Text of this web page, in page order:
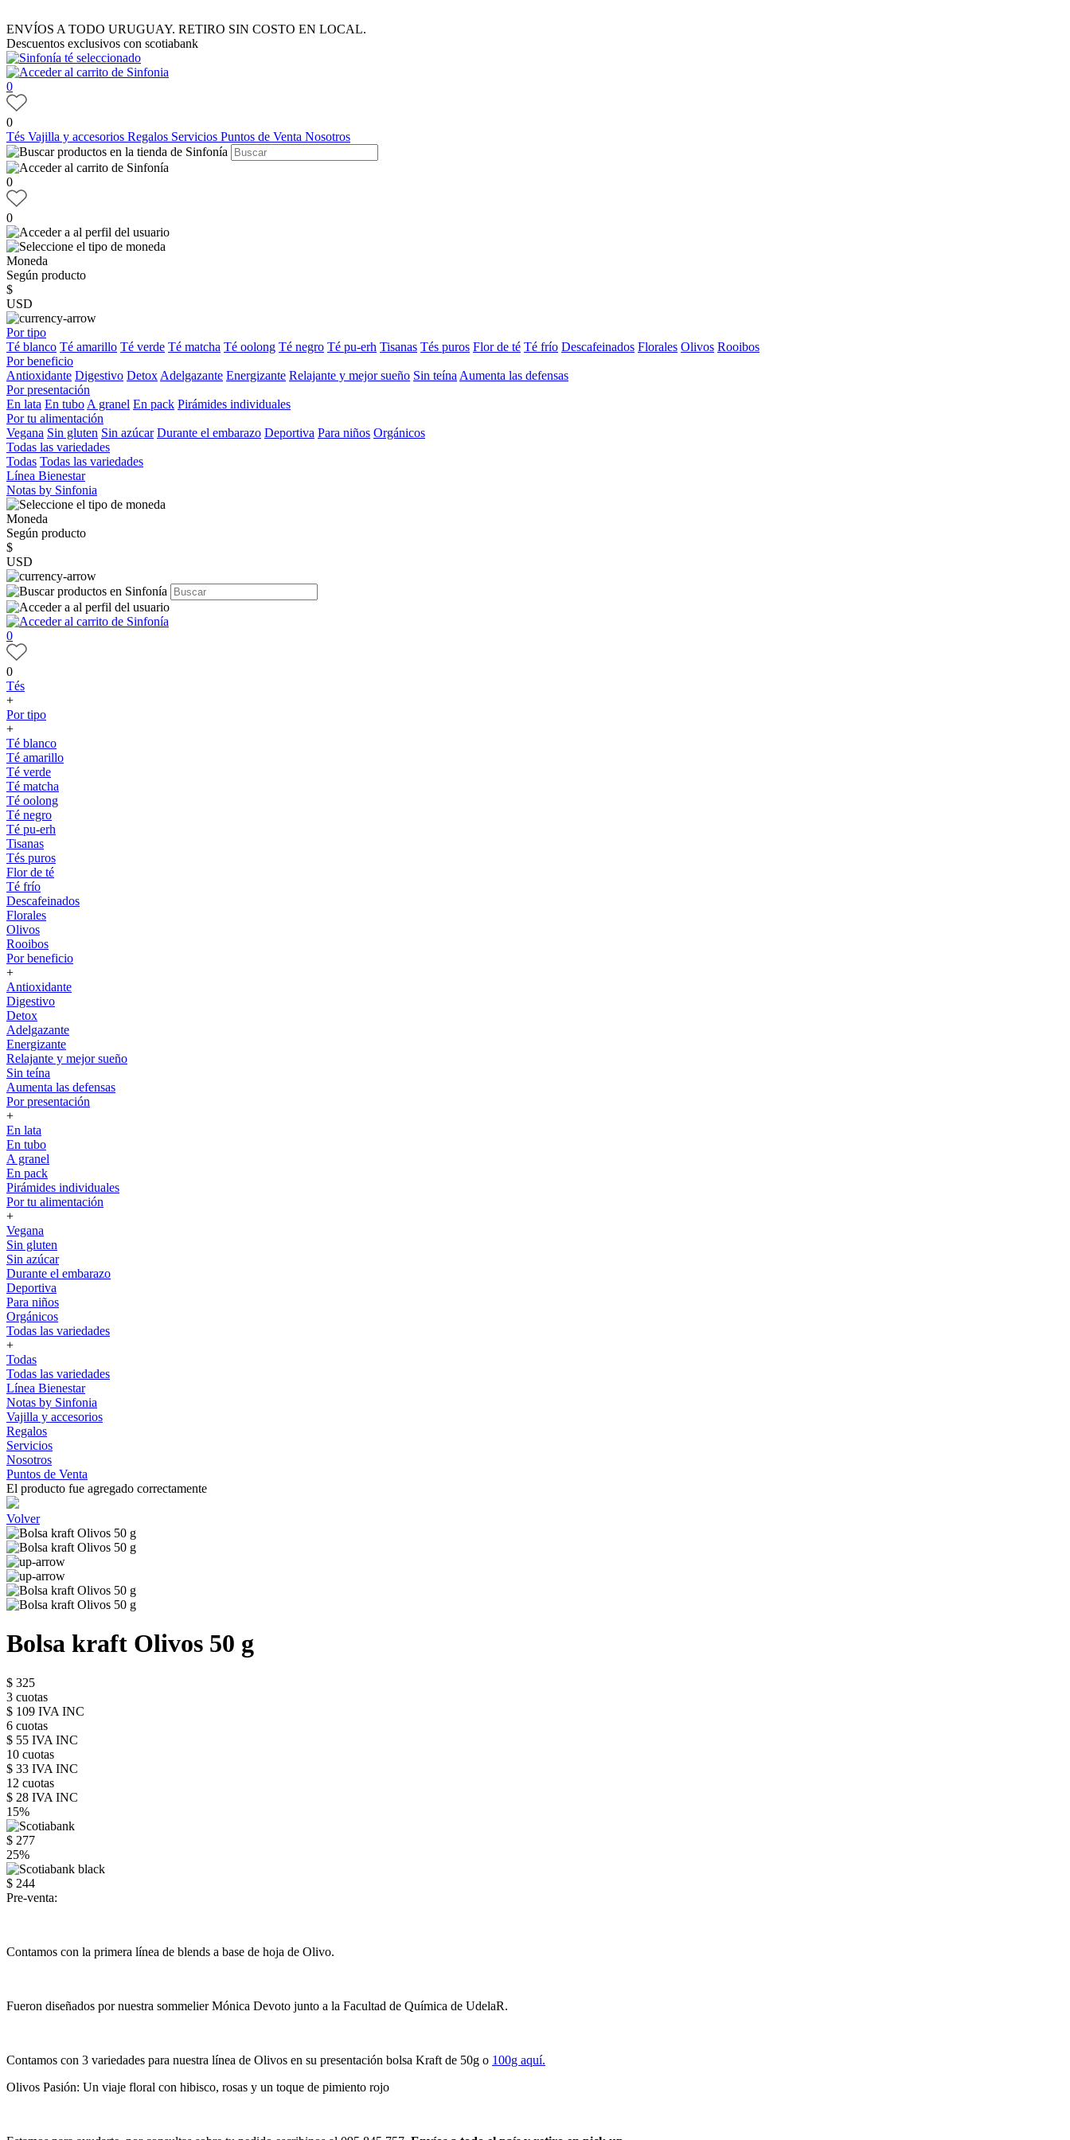
ENVÍOS A TODO URUGUAY. RETIRO SIN COSTO EN LOCAL.
Descuentos exclusivos con scotiabank
0
0
Tés Vajilla y accesorios Regalos Servicios Puntos de Venta Nosotros
0
0
Moneda
Según producto
$
USD
Por tipo
Té blanco Té amarillo Té verde Té matcha Té oolong Té negro Té pu-erh Tisanas Tés puros Flor de té Té frío Descafeinados Florales Olivos Rooibos
Por beneficio
Antioxidante Digestivo Detox Adelgazante Energizante Relajante y mejor sueño Sin teína Aumenta las defensas
Por presentación
En lata En tubo A granel En pack Pirámides individuales
Por tu alimentación
Vegana Sin gluten Sin azúcar Durante el embarazo Deportiva Para niños Orgánicos
Todas las variedades
Todas Todas las variedades
Línea Bienestar
Notas by Sinfonia
Moneda
Según producto
$
USD
0
0
Tés
+
Por tipo
+
Té blanco
Té amarillo
Té verde
Té matcha
Té oolong
Té negro
Té pu-erh
Tisanas
Tés puros
Flor de té
Té frío
Descafeinados
Florales
Olivos
Rooibos
Por beneficio
+
Antioxidante
Digestivo
Detox
Adelgazante
Energizante
Relajante y mejor sueño
Sin teína
Aumenta las defensas
Por presentación
+
En lata
En tubo
A granel
En pack
Pirámides individuales
Por tu alimentación
+
Vegana
Sin gluten
Sin azúcar
Durante el embarazo
Deportiva
Para niños
Orgánicos
Todas las variedades
+
Todas
Todas las variedades
Línea Bienestar
Notas by Sinfonia
Vajilla y accesorios
Regalos
Servicios
Nosotros
Puntos de Venta
El producto fue agregado correctamente
Volver
Bolsa kraft Olivos 50 g
$ 325
3 cuotas
$ 109 IVA INC
6 cuotas
$ 55 IVA INC
10 cuotas
$ 33 IVA INC
12 cuotas
$ 28 IVA INC
15%
$ 277
25%
$ 244
Pre-venta:
Contamos con la primera línea de blends a base de hoja de Olivo.
Fueron diseñados por nuestra sommelier Mónica Devoto junto a la Facultad de Química de UdelaR.
Contamos con 3 variedades para nuestra línea de Olivos en su presentación bolsa Kraft de 50g o 100g aquí.
Olivos Pasión: Un viaje floral con hibisco, rosas y un toque de pimiento rojo